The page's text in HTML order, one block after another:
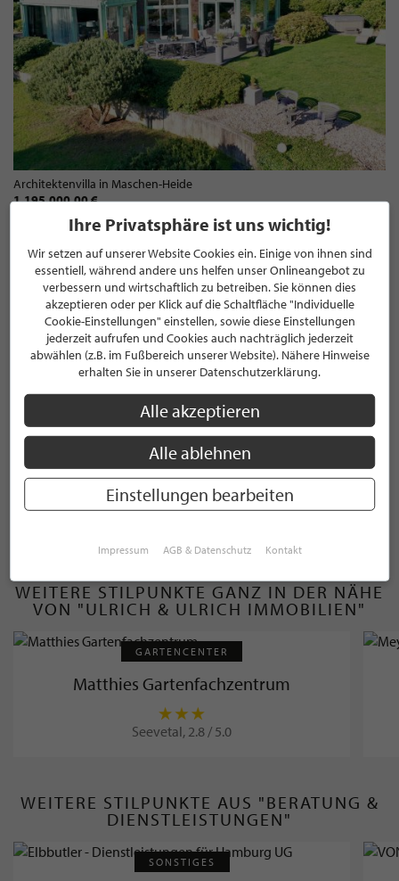
Architektenvilla in Maschen-Heide
1.195.000,00 €
KATEGORIEN
Anlageimmobilie
Anlageobjekte
Eigentumswohnung
WEITERE KATEGORIEN ANZEIGEN
WEITERE STILPUNKTE GANZ IN DER NÄHE
VON "ULRICH & ULRICH IMMOBILIEN"
GARTENCENTER
Matthies Gartenfachzentrum
Seevetal, 2.8 / 5.0
WEITERE STILPUNKTE AUS "BERATUNG &
DIENSTLEISTUNGEN"
SONSTIGES
Ihre Privatsphäre ist uns wichtig!
Wir setzen auf unserer Website Cookies ein. Einige von ihnen sind
essentiell, während andere uns helfen unser Onlineangebot zu
verbessern und wirtschaftlich zu betreiben. Sie können dies
akzeptieren oder per Klick auf die Schaltfläche "Individuelle
Cookie-Einstellungen" einstellen, sowie diese Einstellungen
jederzeit aufrufen und Cookies auch nachträglich jederzeit
abwählen (z.B. im Fußbereich unserer Website). Nähere Hinweise
erhalten Sie in unserer Datenschutzerklärung.
Alle akzeptieren
Alle ablehnen
Einstellungen bearbeiten
Impressum AGB & Datenschutz Kontakt